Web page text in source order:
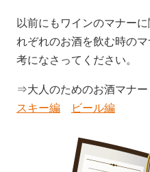
以前にもワインのマナー
れぞれのお酒を飲む時の
考になさってください。
⇒大人のためのお酒マナ
スキー編
ビール編